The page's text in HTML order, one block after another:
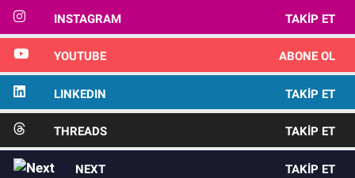
INSTAGRAM TAKIP ET
YOUTUBE ABONE OL
LINKEDIN TAKIP ET
THREADS TAKIP ET
NEXT TAKIP ET